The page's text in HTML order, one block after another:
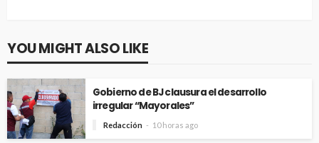
YOU MIGHT ALSO LIKE
Gobierno de BJ clausura el desarrollo
irregular “Mayorales”
Redacción 10 horas ago